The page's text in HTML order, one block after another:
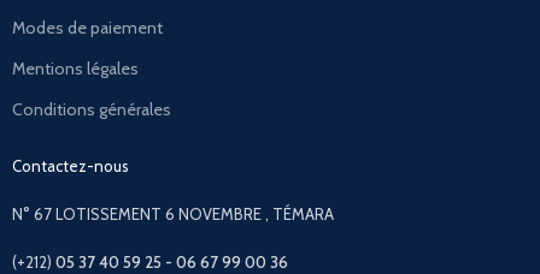
Modes de paiement
Mentions légales
Conditions générales
Contactez-nous
N° 67 LOTISSEMENT 6 NOVEMBRE , TÉMARA
(+212)05 37 40 59 25 - 06 67 99 00 36